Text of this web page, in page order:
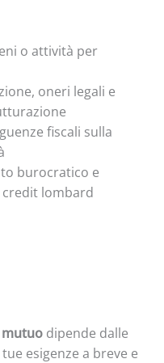
o attività per
oneri legali e
fiscali sulla
burocratico e
lombard
dipende dalle
esigenze a breve e